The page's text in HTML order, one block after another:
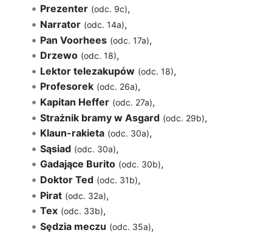
Prezenter (odc. 9c),
Narrator (odc. 14a),
Pan Voorhees (odc. 17a),
Drzewo (odc. 18),
Lektor telezakupów (odc. 18),
Profesorek (odc. 26a),
Kapitan Heffer (odc. 27a),
Strażnik bramy w Asgard (odc. 29b),
Klaun-rakieta (odc. 30a),
Sąsiad (odc. 30a),
Gadające Burito (odc. 30b),
Doktor Ted (odc. 31b),
Pirat (odc. 32a),
Tex (odc. 33b),
Sędzia meczu (odc. 35a),